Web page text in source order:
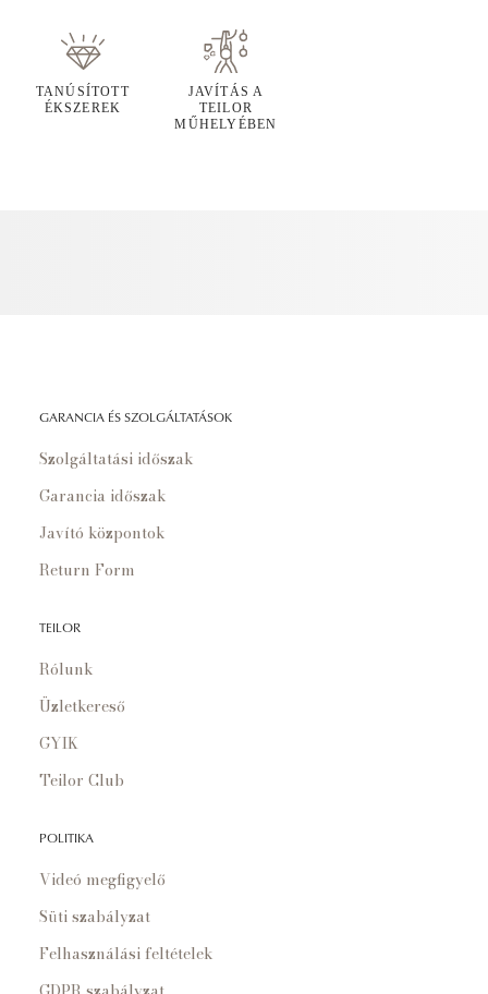
TANÚSÍTOTT
ÉKSZEREK
JAVÍTÁS A
TEILOR
MŰHELYÉBEN
GARANCIA ÉS SZOLGÁLTATÁSOK
Szolgáltatási időszak
Garancia időszak
Javító központok
Return Form
TEILOR
Rólunk
Üzletkereső
GYIK
Teilor Club
POLITIKA
Videó megfigyelő
Süti szabályzat
Felhasználási feltételek